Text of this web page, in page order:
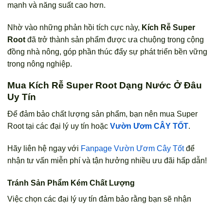
mạnh và năng suất cao hơn.
Nhờ vào những phản hồi tích cực này, Kích Rễ Super
Root đã trở thành sản phẩm được ưa chuộng trong cộng
đồng nhà nông, góp phần thúc đẩy sự phát triển bền vững
trong nông nghiệp.
Mua Kích Rễ Super Root Dạng Nước Ở Đâu
Uy Tín
Để đảm bảo chất lượng sản phẩm, bạn nên mua Super
Root tại các đại lý uy tín hoặc Vườn Ươm CÂY TỐT.
Hãy liên hệ ngay với Fanpage Vườn Ươm Cây Tốtđể
nhận tư vấn miễn phí và tận hưởng nhiều ưu đãi hấp dẫn!
Tránh Sản Phẩm Kém Chất Lượng
Việc chọn các đại lý uy tín đảm bảo rằng bạn sẽ nhận